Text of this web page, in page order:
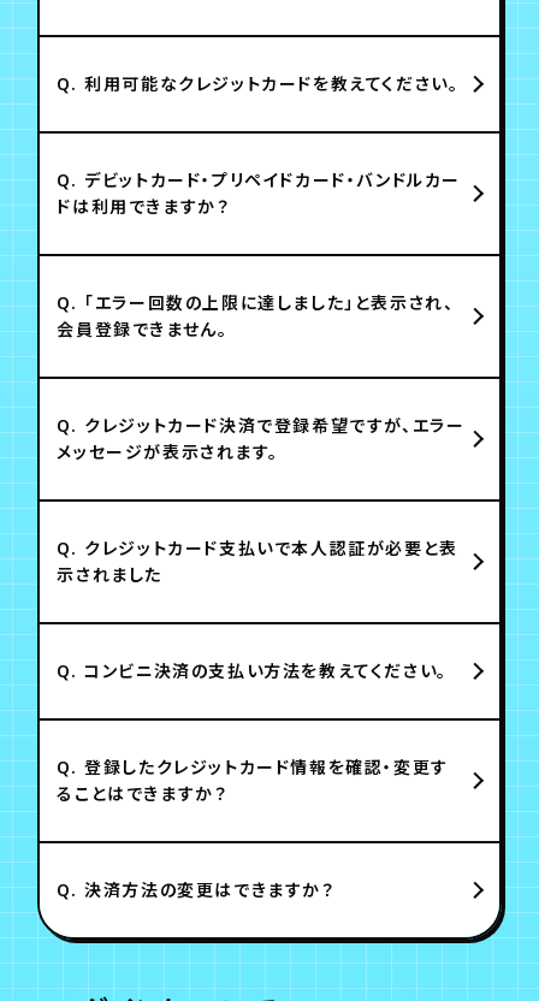
Q. 利用可能なクレジットカードを教えてください。
Q. デビットカード・プリペイドカード・バンドルカー
ドは利用できますか？
Q. 「エラー回数の上限に達しました」と表示され、
会員登録できません。
Q. クレジットカード決済で登録希望ですが、エラー
メッセージが表示されます。
Q. クレジットカード支払いで本人認証が必要と表
示されました
Q. コンビニ決済の支払い方法を教えてください。
Q. 登録したクレジットカード情報を確認・変更す
ることはできますか？
Q. 決済方法の変更はできますか？